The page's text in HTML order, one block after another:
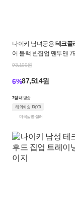
나이키 남녀공용 테크플
어 블랙 반집업 맨투맨
93,100원
6%87,514원
7일 내 발송
해외배송 10,000
미국살롱 셀러